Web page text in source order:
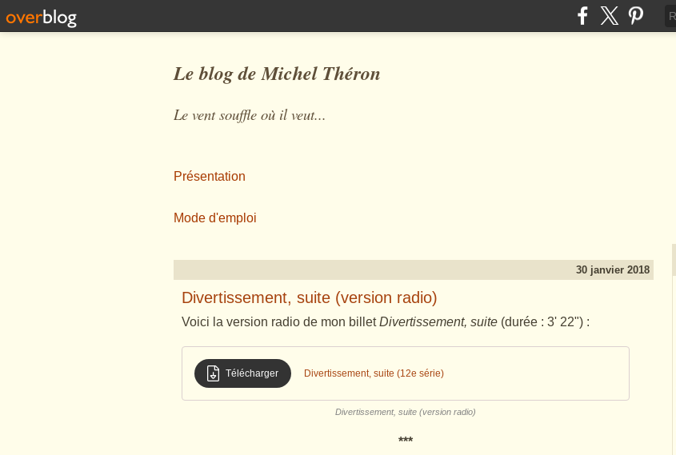
Le blog de Michel Théron
Le vent souffle où il veut...
Présentation
Mode d'emploi
30 janvier 2018
Divertissement, suite (version radio)
Voici la version radio de mon billet Divertissement, suite (durée : 3' 22") :
Télécharger Divertissement, suite (12e série)
Divertissement, suite (version radio)
***